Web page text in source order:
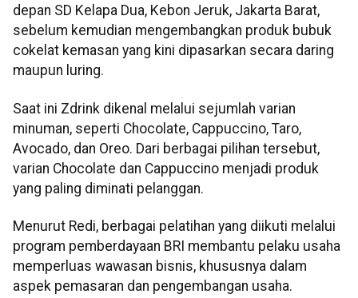
depan SD Kelapa Dua, Kebon Jeruk, Jakarta Barat,
sebelum kemudian mengembangkan produk bubuk
cokelat kemasan yang kini dipasarkan secara daring
maupun luring.
Saat ini Zdrink dikenal melalui sejumlah varian
minuman, seperti Chocolate, Cappuccino, Taro,
Avocado, dan Oreo. Dari berbagai pilihan tersebut,
varian Chocolate dan Cappuccino menjadi produk
yang paling diminati pelanggan.
Menurut Redi, berbagai pelatihan yang diikuti melalui
program pemberdayaan BRI membantu pelaku usaha
memperluas wawasan bisnis, khususnya dalam
aspek pemasaran dan pengembangan usaha.